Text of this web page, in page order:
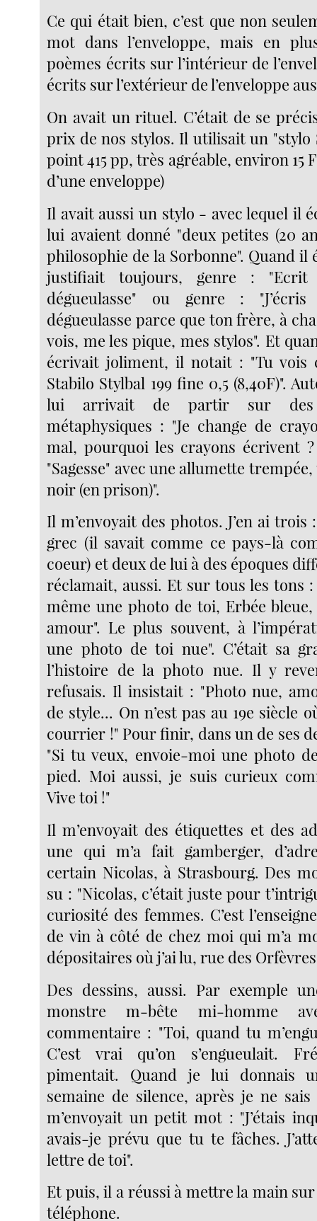
Ce qui était bien, c’est que non
mot dans l’enveloppe, mais en
poèmes écrits sur l’intérieur de
écrits sur l’extérieur de l’enveloppe
On avait un rituel. C’était de se
prix de nos stylos. Il utilisait un "stylo
point 415 pp, très agréable, environ 15
d’une enveloppe)
Il avait aussi un stylo - avec lequel il
lui avaient donné "deux petites (20
philosophie de la Sorbonne". Quand
justifiait toujours, genre :
dégueulasse" ou genre :
dégueulasse parce que ton frère, à
vois, me les pique, mes stylos". Et
écrivait joliment, il notait : "Tu vois
Stabilo Stylbal 199 fine 0,5 (8,40F)".
lui arrivait de partir sur des
métaphysiques : "Je change de
mal, pourquoi les crayons écrivent
"Sagesse" avec une allumette
noir (en prison)".
Il m’envoyait des photos. J’en ai trois
grec (il savait comme ce pays-là
coeur) et deux de lui à des époques
réclamait, aussi. Et sur tous les tons :
même une photo de toi, Erbée
amour". Le plus souvent, à
une photo de toi nue". C’était sa
l’histoire de la photo nue. Il y
refusais. Il insistait : "Photo nue,
de style... On n’est pas au 19e siècle
courrier !" Pour finir, dans un de ses
"Si tu veux, envoie-moi une photo
pied. Moi aussi, je suis curieux
Vive toi !"
Il m’envoyait des étiquettes et des
une qui m’a fait gamberger,
certain Nicolas, à Strasbourg. Des
su : "Nicolas, c’était juste pour
curiosité des femmes. C’est
de vin à côté de chez moi qui m’a
dépositaires où j’ai lu, rue des
Des dessins, aussi. Par exemple
monstre m-bête mi-homme
commentaire : "Toi, quand tu
C’est vrai qu’on s’engueulait.
pimentait. Quand je lui donnais
semaine de silence, après je ne
m’envoyait un petit mot : "J’étais
avais-je prévu que tu te fâches.
lettre de toi".
Et puis, il a réussi à mettre la main
téléphone.